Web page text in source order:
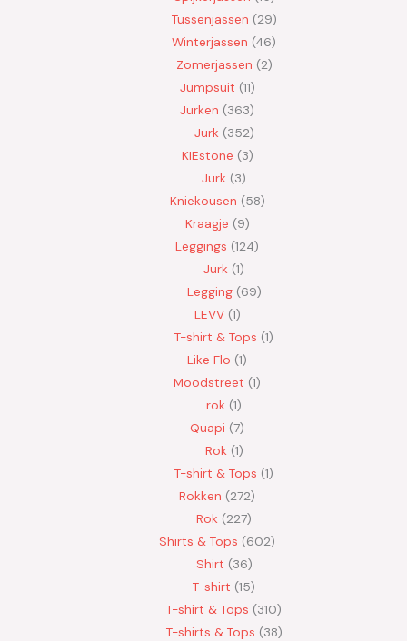
Tussenjassen 29
Winterjassen 46
Zomerjassen 2
Jumpsuit 11
Jurken 363
Jurk 352
KIEstone 3
Jurk 3
Kniekousen 58
Kraagje 9
Leggings 124
Jurk 1
Legging 69
LEVV 1
T-shirt & Tops 1
Like Flo 1
Moodstreet 1
rok 1
Quapi 7
Rok 1
T-shirt & Tops 1
Rokken 272
Rok 227
Shirts & Tops 602
Shirt 36
T-shirt 15
T-shirt & Tops 310
T-shirts & Tops 38